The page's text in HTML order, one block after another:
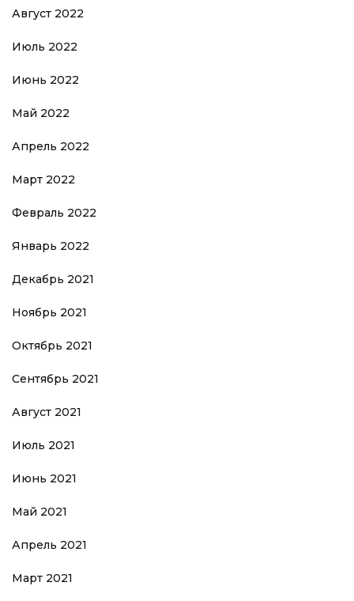
Август 2022
Июль 2022
Июнь 2022
Май 2022
Апрель 2022
Март 2022
Февраль 2022
Январь 2022
Декабрь 2021
Ноябрь 2021
Октябрь 2021
Сентябрь 2021
Август 2021
Июль 2021
Июнь 2021
Май 2021
Апрель 2021
Март 2021